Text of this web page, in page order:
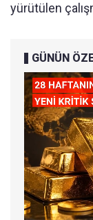
yürütülen
GÜNÜN